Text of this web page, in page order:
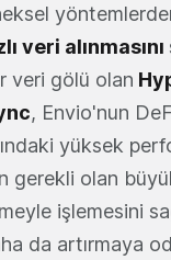
veri alınmasını
veri gölü olan
, Envio'nun
yüksek
gerekli olan
işlemesini
da artırmaya